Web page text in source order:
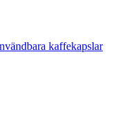
kaffekapslar